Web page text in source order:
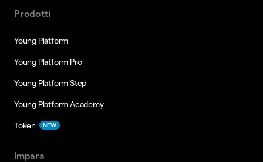
Prodotti
Young Platform
Young Platform Pro
Young Platform Step
Young Platform Academy
Token NEW
Impara